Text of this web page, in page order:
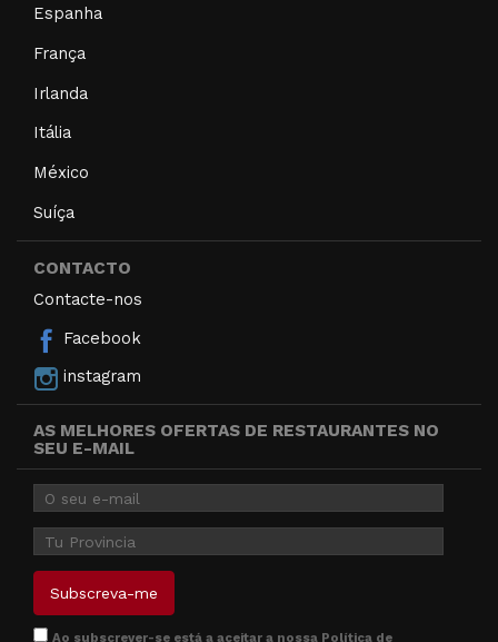
Espanha
França
Irlanda
Itália
México
Suíça
CONTACTO
Contacte-nos
Facebook
instagram
AS MELHORES OFERTAS DE RESTAURANTES NO
SEU E-MAIL
Ao subscrever-se está a aceitar a nossa Política de